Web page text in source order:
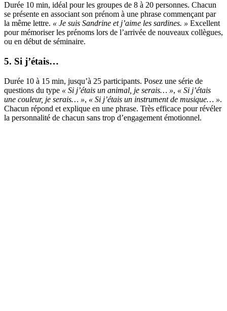
Durée 10 min, idéal pour les groupes de 8 à 20 personnes. Chacun
se présente en associant son prénom à une phrase commençant par
la même lettre. « Je suis Sandrine et j’aime les sardines. » Excellent
pour mémoriser les prénoms lors de l’arrivée de nouveaux collègues,
ou en début de séminaire.
5. Si j’étais…
Durée 10 à 15 min, jusqu’à 25 participants. Posez une série de
questions du type « Si j’étais un animal, je serais… », « Si j’étais
une couleur, je serais… », « Si j’étais un instrument de musique… ».
Chacun répond et explique en une phrase. Très efficace pour révéler
la personnalité de chacun sans trop d’engagement émotionnel.